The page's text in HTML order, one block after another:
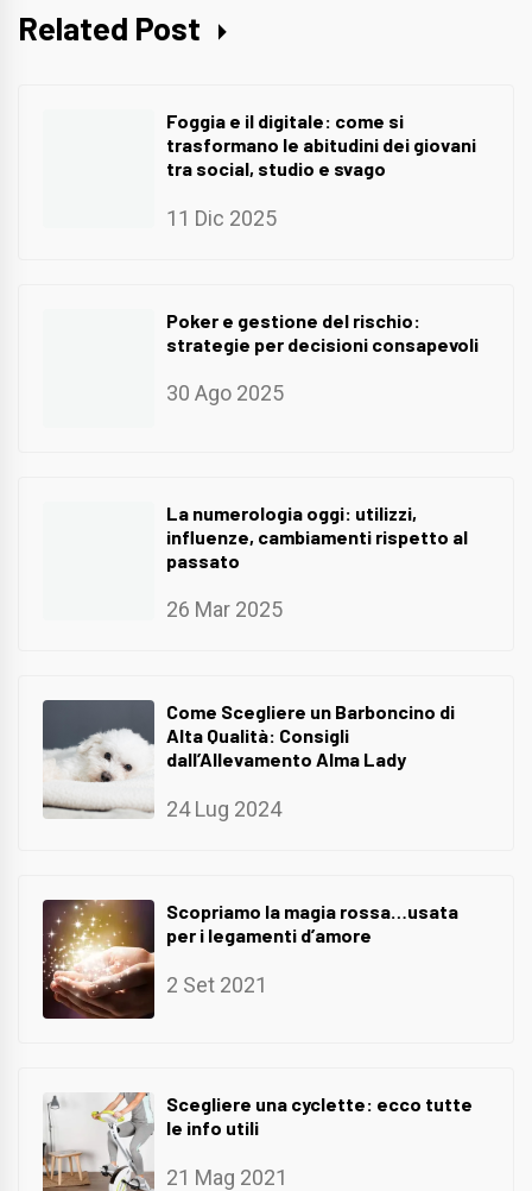
Related Post
Foggia e il digitale: come si
trasformano le abitudini dei giovani
tra social, studio e svago
11 Dic 2025
Poker e gestione del rischio:
strategie per decisioni consapevoli
30 Ago 2025
La numerologia oggi: utilizzi,
influenze, cambiamenti rispetto al
passato
26 Mar 2025
Come Scegliere un Barboncino di
Alta Qualità: Consigli
dall’Allevamento Alma Lady
24 Lug 2024
Scopriamo la magia rossa…usata
per i legamenti d’amore
2 Set 2021
Scegliere una cyclette: ecco tutte
le info utili
21 Mag 2021